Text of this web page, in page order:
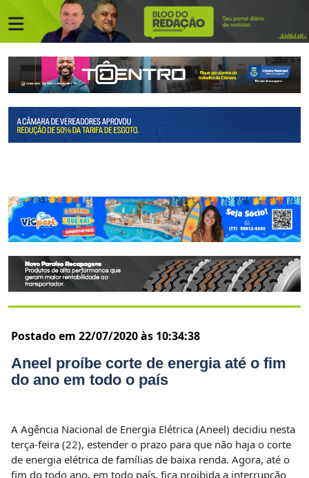
Postado em 22/07/2020 às 10:34:38
Aneel proíbe corte de energia até o fim
do ano em todo o país
A Agência Nacional de Energia Elétrica (Aneel) decidiu nesta
terça-feira (22), estender o prazo para que não haja o corte
de energia elétrica de famílias de baixa renda. Agora, até o
fim do todo ano, em todo país, fica proibida a interrupção